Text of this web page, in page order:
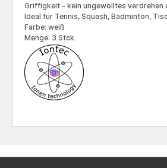
Griffigkeit - kein ungewolltes verdrehen
Ideal für Tennis, Squash, Badminton,
Farbe: weiß
Menge: 3 Stck